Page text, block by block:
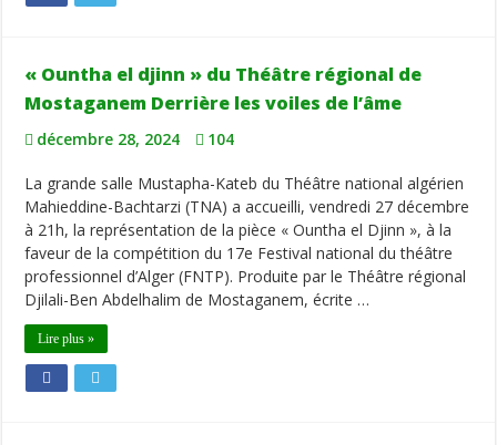
« Ountha el djinn » du Théâtre régional de
Mostaganem Derrière les voiles de l’âme
décembre 28, 2024 104
La grande salle Mustapha-Kateb du Théâtre national algérien
Mahieddine-Bachtarzi (TNA) a accueilli, vendredi 27 décembre
à 21h, la représentation de la pièce « Ountha el Djinn », à la
faveur de la compétition du 17e Festival national du théâtre
professionnel d’Alger (FNTP). Produite par le Théâtre régional
Djilali-Ben Abdelhalim de Mostaganem, écrite …
Lire plus »